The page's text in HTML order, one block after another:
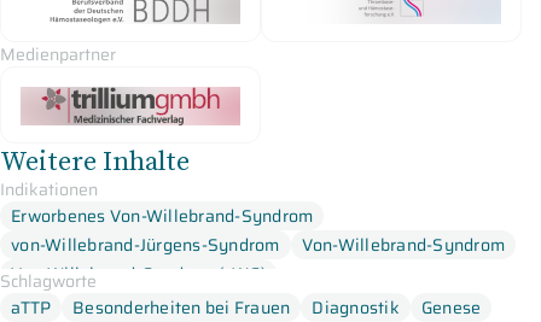
Medienpartner
Weitere Inhalte
Indikationen
Erworbenes Von-Willebrand-Syndrom
von-Willebrand-Jürgens-Syndrom
Von-Willebrand-Syndrom
Von-Willebrand-Syndrom (vWS)
Schlagworte
aTTP
Besonderheiten bei Frauen Diagnostik
Genese